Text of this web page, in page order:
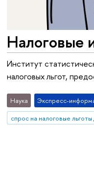
Налоговые
Институт
налоговых льгот,
Наука Экспресс-